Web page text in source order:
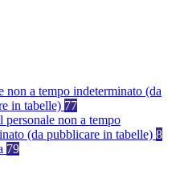
non a tempo indeterminato (da
in tabelle) 77
personale non a tempo
(da pubblicare in tabelle) 8
79